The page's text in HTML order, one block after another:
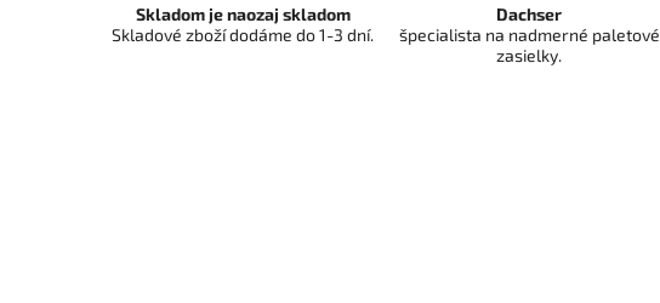
Skladom je naozaj skladom
Skladové zboží dodáme do 1-3 dní.
Dachser
špecialista na nadmerné paletové
zasielky.